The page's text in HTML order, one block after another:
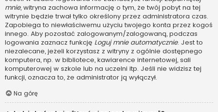
mnie, witryna zachowa informację o tym, że twój pobyt na tej
witrynie będzie trwał tylko określony przez administratora czas.
Zapobiega to niewłaściwemu użyciu twojego konta przez kogoś
innego. Aby pozostać zalogowanym/zalogowaną, podczas
logowania zaznacz funkcję Loguj mnie automatycznie. Jest to
niezalecane, jeżeli korzystasz z witryny z ogólnie dostępnego
komputera, np. w bibliotece, kawiarence internetowej, sali
komputerowej w szkole lub na uczelni itp. Jeśli nie widzisz tej
funkcji, oznacza to, że administrator ją wyłączył.
Na górę